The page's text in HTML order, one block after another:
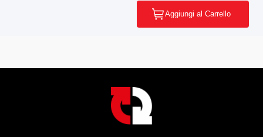
Aggiungi al Carrello